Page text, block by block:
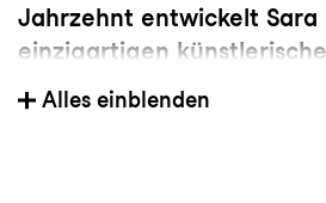
Jahrzehnt entwickelt Sara
einzigartigen
indem sie von
Choreografen (Vraja
Alles einblenden